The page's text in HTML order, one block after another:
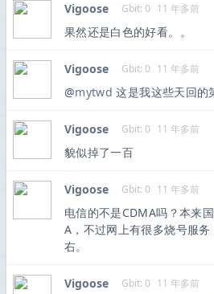
Vigoose Gbit: 0 11 年多前
果然还是白色的好看。。
Vigoose Gbit: 0 11 年多前
@mytwd 这是我这些天回的
Vigoose Gbit: 0 11 年多前
貌似掉了一百
Vigoose Gbit: 0 11 年多前
电信的不是CDMA吗？本来
A，不过网上有很多烧号服
右。
Vigoose Gbit: 0 11 年多前